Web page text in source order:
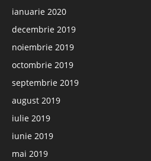
ianuarie 2020
decembrie 2019
noiembrie 2019
octombrie 2019
septembrie 2019
august 2019
iulie 2019
iunie 2019
mai 2019